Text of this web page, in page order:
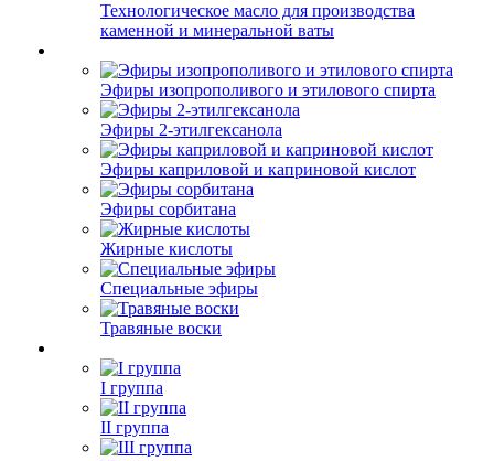
Технологическое масло для производства
каменной и минеральной ваты
Эфиры изопрополивого и этилового спирта
Эфиры 2-этилгексанола
Эфиры каприловой и каприновой кислот
Эфиры сорбитана
Жирные кислоты
Специальные эфиры
Травяные воски
I группа
II группа